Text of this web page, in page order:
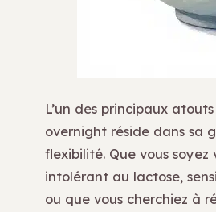
L’un des principaux
overnight réside dans sa
flexibilité. Que vous soyez
intolérant au lactose,
ou que vous cherchiez à